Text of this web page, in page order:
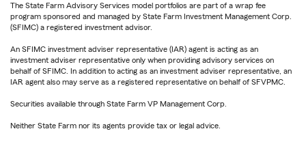
The State Farm Advisory Services model portfolios are part of a wrap fee
program sponsored and managed by State Farm Investment Management Corp.
(SFIMC) a registered investment advisor.
An SFIMC investment adviser representative (IAR) agent is acting as an
investment adviser representative only when providing advisory services on
behalf of SFIMC. In addition to acting as an investment adviser representative, an
IAR agent also may serve as a registered representative on behalf of SFVPMC.
Securities available through State Farm VP Management Corp.
Neither State Farm nor its agents provide tax or legal advice.